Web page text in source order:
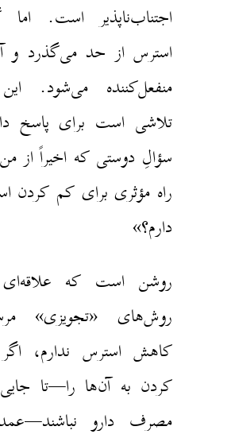
اجتناب‌ناپذیر است.
استرس از حد می‌گذرد و
منفعل‌کننده می‌شود.
تلاشی است برای پاسخ
سؤالِ دوستی که اخیراً از من
راه مؤثری برای کم کردن
دارم؟»
روشن است که علاقه‌ای
روش‌های «تجویزی»
کاهش استرس ندارم،
کردن به آن‌ها را—تا
مصرف دارو